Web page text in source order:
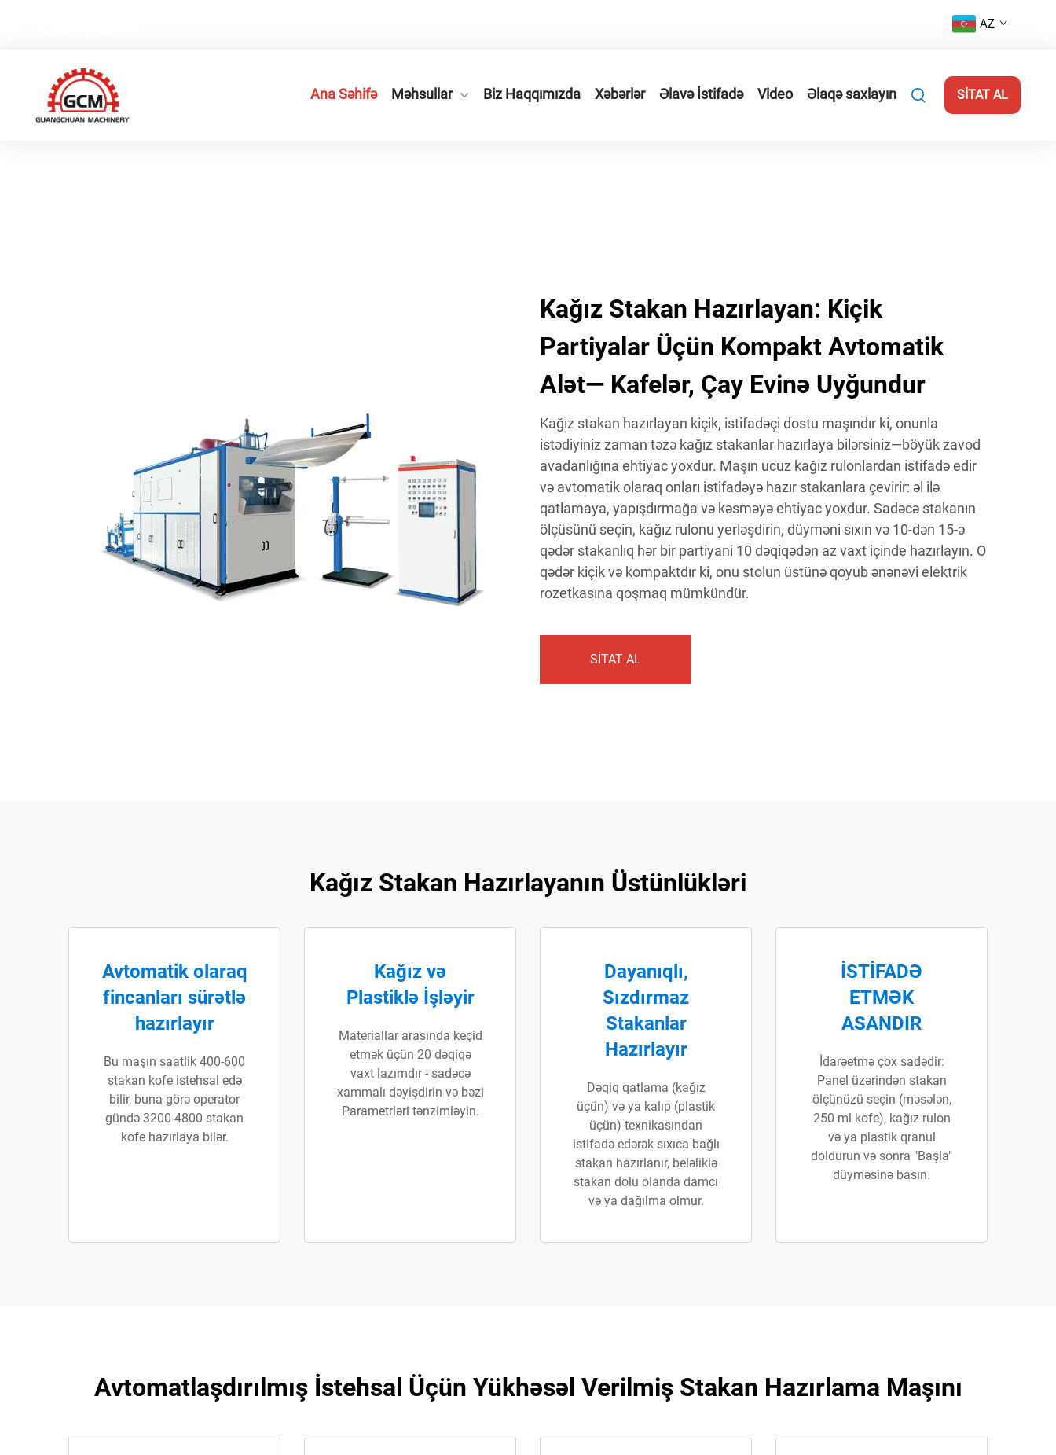
AZ
Ana Səhifə Məhsullar Biz Haqqımızda Xəbərlər Əlavə İstifadə Video Əlaqə saxlayın SİTAT AL
Kağız Stakan Hazırlayan: Kiçik
Partiyalar Üçün Kompakt Avtomatik
Alət— Kafelər, Çay Evinə Uyğundur
Kağız stakan hazırlayan kiçik, istifadəçi dostu maşındır ki, onunla
istədiyiniz zaman təzə kağız stakanlar hazırlaya bilərsiniz—böyük zavod
avadanlığına ehtiyac yoxdur. Maşın ucuz kağız rulonlardan istifadə edir
və avtomatik olaraq onları istifadəyə hazır stakanlara çevirir: əl ilə
qatlamaya, yapışdırmağa və kəsməyə ehtiyac yoxdur. Sadəcə stakanın
ölçüsünü seçin, kağız rulonu yerləşdirin, düyməni sıxın və 10-dən 15-ə
qədər stakanlıq hər bir partiyani 10 dəqiqədən az vaxt içinde hazırlayın. O
qədər kiçik və kompaktdır ki, onu stolun üstünə qoyub ənənəvi elektrik
rozetkasına qoşmaq mümkündür.
SİTAT AL
Kağız Stakan Hazırlayanın Üstünlükləri
Avtomatik olaraq
fincanları sürətlə
hazırlayır
Bu maşın saatlik 400-600
stakan kofe istehsal edə
bilir, buna görə operator
gündə 3200-4800 stakan
kofe hazırlaya bilər.
Kağız və
Plastiklə İşləyir
Materiallar arasında keçid
etmək üçün 20 dəqiqə
vaxt lazımdır - sadəcə
xammalı dəyişdirin və bəzi
Parametrləri tənzimləyin.
Dayanıqlı,
Sızdırmaz
Stakanlar
Hazırlayır
Dəqiq qatlama (kağız
üçün) və ya kalıp (plastik
üçün) texnikasından
istifadə edərək sıxıca bağlı
stakan hazırlanır, beləliklə
stakan dolu olanda damcı
və ya dağılma olmur.
İSTİFADƏ
ETMƏK
ASANDIR
İdarəetmə çox sadədir:
Panel üzərindən stakan
ölçünüzü seçin (məsələn,
250 ml kofe), kağız rulon
və ya plastik qranul
doldurun və sonra "Başla"
düyməsinə basın.
Avtomatlaşdırılmış İstehsal Üçün Yükhəsəl Verilmiş Stakan Hazırlama Maşını